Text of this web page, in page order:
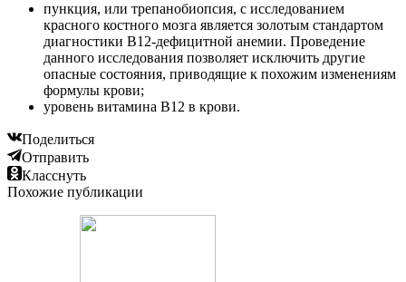
пункция, или трепанобиопсия, с исследованием
красного костного мозга является золотым стандартом
диагностики В12-дефицитной анемии. Проведение
данного исследования позволяет исключить другие
опасные состояния, приводящие к похожим изменениям
формулы крови;
уровень витамина В12 в крови.
Поделиться
Отправить
Класснуть
Похожие публикации